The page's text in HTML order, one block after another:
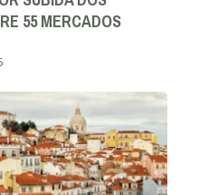
55 MERCADOS